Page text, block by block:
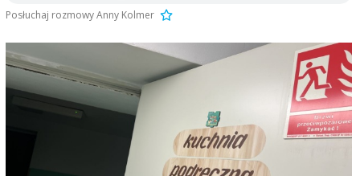
Posłuchaj rozmowy Anny Kolmer